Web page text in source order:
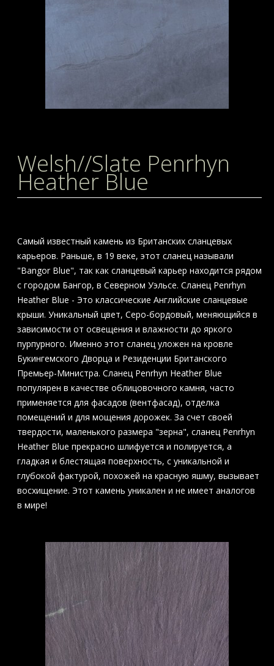
Welsh//Slate Penrhyn
Heather Blue
Самый известный камень из Британских сланцевых
карьеров. Раньше, в 19 веке, этот сланец называли
"Bangor Blue", так как сланцевый карьер находится рядом
с городом Бангор, в Северном Уэльсе. Сланец Penrhyn
Heather Blue - Это классические Английские сланцевые
крыши. Уникальный цвет, Серо-бордовый, меняющийся в
зависимости от освещения и влажности до яркого
пурпурного. Именно этот сланец уложен на кровле
Букингемского Дворца и Резиденции Британского
Премьер-Министра. Сланец Penrhyn Heather Blue
популярен в качестве облицовочного камня, часто
применяется для фасадов (вентфасад), отделка
помещений и для мощения дорожек. За счет своей
твердости, маленького размера "зерна", сланец Penrhyn
Heather Blue прекрасно шлифуется и полируется, а
гладкая и блестящая поверхность, с уникальной и
глубокой фактурой, похожей на красную яшму, вызывает
восхищение. Этот камень уникален и не имеет аналогов
в мире!